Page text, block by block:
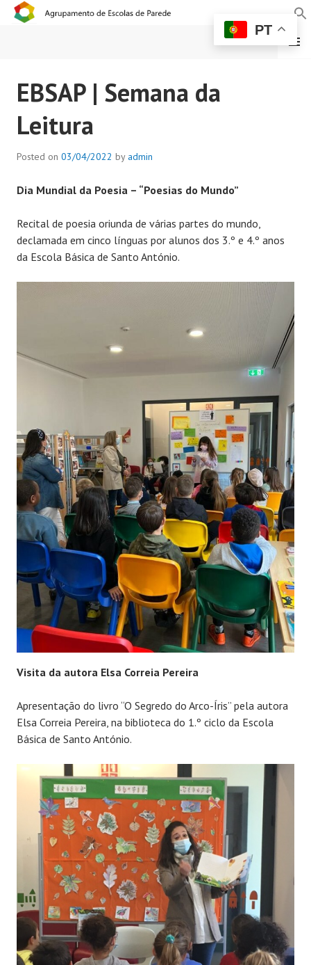
AGRUPAMENTO DE
ESCOLAS DE PAREDE
MENU
EBSAP | Semana da
Leitura
Posted on 03/04/2022 by admin
Dia Mundial da Poesia – “Poesias do Mundo”
Recital de poesia oriunda de várias partes do mundo,
declamada em cinco línguas por alunos dos 3.º e 4.º anos
da Escola Básica de Santo António.
Visita da autora Elsa Correia Pereira
Apresentação do livro “O Segredo do Arco-Íris” pela autora
Elsa Correia Pereira, na biblioteca do 1.º ciclo da Escola
Básica de Santo António.
PT